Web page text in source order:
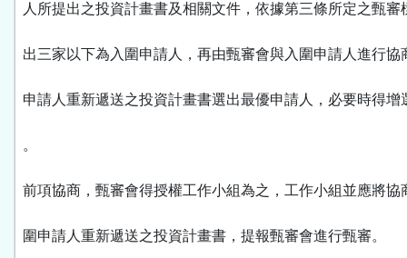
人所提出之投資計畫書及相關文件，依據第三條所定之甄審
出三家以下為入圍申請人，再由甄審會與入圍申請人進行協
申請人重新遞送之投資計畫書選出最優申請人，必要時得增
。
前項協商，甄審會得授權工作小組為之，工作小組並應將協
圍申請人重新遞送之投資計畫書，提報甄審會進行甄審。